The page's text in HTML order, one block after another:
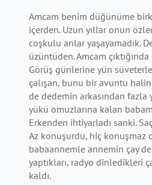
Amcam benim düğünüme
içerden. Uzun yıllar onun
coşkulu anlar yaşayamadık.
üzüntüden. Amcam
Görüş günlerine yün
çalışan, bunu bir avuntu
de dedemin arkasından fazla
yükü omuzlarına kalan
Erkenden ihtiyarladı sanki.
Az konuşurdu, hiç konuşmaz
babaannemle annemin çay
yaptıkları, radyo dinledikleri
kaldı.